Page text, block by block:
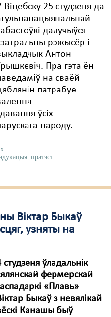
Віцебску 25 студзеня да
далучыўся
рэжысёр і
Антон
Пра гэта ён
на сваёй
патрабуе
ўсіх
народу.
адукацыя пратэст
Віктар Быкаў
узняты на
студзеня ўладальнік
фермерскай
«Плавь»
Быкаў з невялікай
Канашы быў